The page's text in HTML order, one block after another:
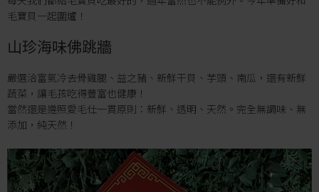
毛寶貝一起圍爐！
山珍海味佛跳牆
嚴選洽富氣冷去骨雞腿、益之豬、新鮮干貝、芋頭、南瓜，還有新鮮
蔬菜，讓毛孩吃得豐富也健康！
當然還是遵照愛毛仕一貫原則：新鮮、透明、天然。完全無調味、無
添加，純天然！